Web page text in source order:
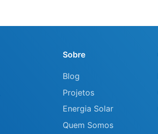
Sobre
Blog
Projetos
Energia Solar
Quem Somos